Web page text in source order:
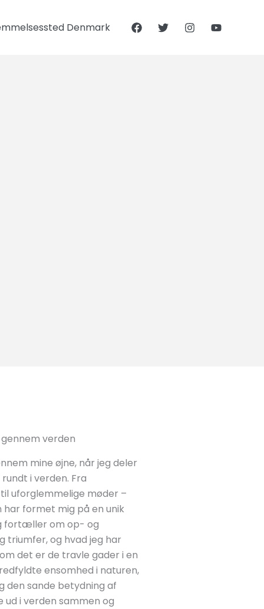
Denmark
verden
mine øjne, når jeg deler
i verden. Fra
uforglemmelige møder –
formet mig på en unik
fortæller om op- og
triumfer, og hvad jeg har
det er de travle gader i en
ensomhed i naturen,
sande betydning af
ud i verden sammen og